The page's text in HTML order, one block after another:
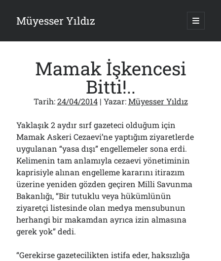
Müyesser Yıldız ana
Yan
Menü
Gazi’den Milletvekillerine Kurşun Gibi Sözler!..
07/08/2026
Türkiye 2.0’a Gidiş!..
05/08/2026
15 Temmuz Soruları… Nasuh Mahruki’nin “Suçu”!..
03/08/2026
Er Gaziler 20 Gün Sonra Gelen MSB Heyetine Böyle İsyan Etti:“Bizi
Teröristlere G……yle Güldürdünüz”
01/08/2026
Papazın “Komutanı” Ayasofya ve Patrikhane İçin ABD’yi Göreve
Çağırdı!..
31/07/2026
Mamak İşkencesi
Bitti!..
Tarih:24/04/2014| Yazar:Müyesser Yıldız
Yaklaşık 2 aydır sırf gazeteci olduğum için
Mamak Askeri Cezaevi’ne yaptığım ziyaretlerde
uygulanan “yasa dışı” engellemeler sona erdi.
Kelimenin tam anlamıyla cezaevi yönetiminin
kaprisiyle alınan engelleme kararını itirazım
üzerine yeniden gözden geçiren Milli Savunma
Bakanlığı, “Bir tutuklu veya hükümlünün
ziyaretçi listesinde olan medya mensubunun
herhangi bir makamdan ayrıca izin almasına
gerek yok” dedi.
“Gerekirse gazetecilikten istifa eder, haksızlığa